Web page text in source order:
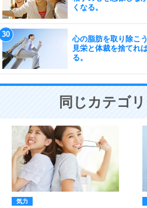
くなる。
心の脂肪を取り除こう
見栄と体裁を捨てれ
る。
同じカテゴ
気力